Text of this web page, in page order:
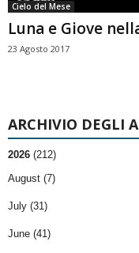
Cielo del Mese
Luna e Giove
23 Agosto 2017
ARCHIVIO DEGLI
2026 (212)
August (7)
July (31)
June (41)